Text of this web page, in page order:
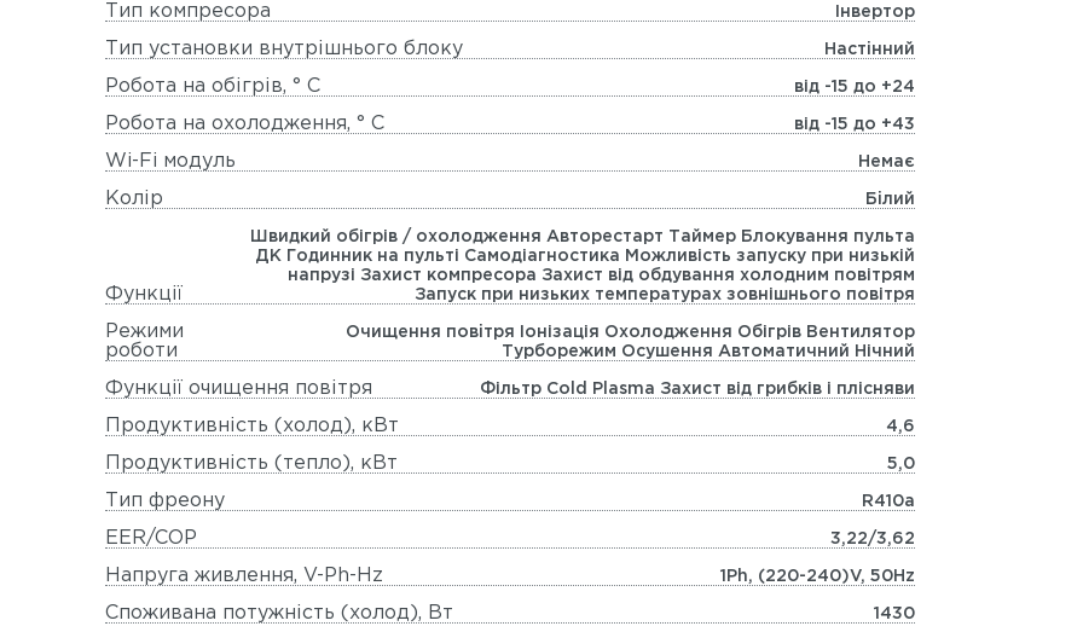
Тип компресора Інвертор
Тип установки внутрішнього блоку Настiнний
Робота на обігрів, ° C від -15 до +24
Робота на охолодження, ° C від -15 до +43
Wi-Fi модуль Немає
Колір Бiлий
Функції
Швидкий обігрів / охолодження Авторестарт Таймер Блокування пульта
ДК Годинник на пульті Самодіагностика Можливість запуску при низькій
напрузі Захист компресора Захист від обдування холодним повітрям
Запуск при низьких температурах зовнішнього повітря
Режими
роботи
Очищення повiтря Іонізація Охолодження Обігрів Вентилятор
Турборежим Осушення Автоматичний Нічний
Функції очищення повітря Фільтр Cold Plasma Захист від грибків і плісняви
Продуктивність (холод), кВт 4,6
Продуктивність (тепло), кВт 5,0
Тип фреону R410а
EER/COP 3,22/3,62
Напруга живлення, V-Ph-Hz 1Ph, (220-240)V, 50Hz
Споживана потужність (холод), Вт 1430